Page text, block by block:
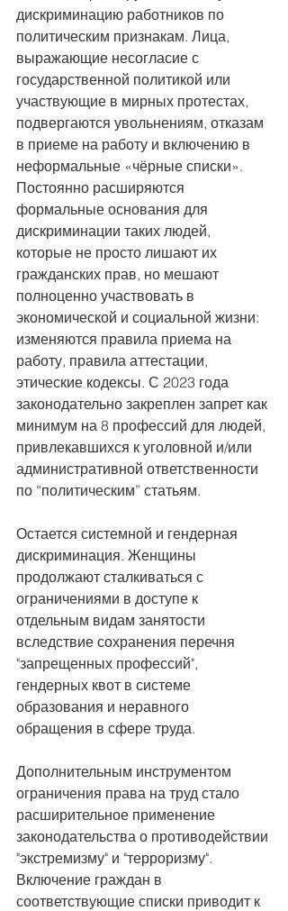
дискриминацию работников по
политическим признакам. Лица,
выражающие несогласие с
государственной политикой или
участвующие в мирных протестах,
подвергаются увольнениям, отказам
в приеме на работу и включению в
неформальные «чёрные списки».
Постоянно расширяются
формальные основания для
дискриминации таких людей,
которые не просто лишают их
гражданских прав, но мешают
полноценно участвовать в
экономической и социальной жизни:
изменяются правила приема на
работу, правила аттестации,
этические кодексы. С 2023 года
законодательно закреплен запрет как
минимум на 8 профессий для людей,
привлекавшихся к уголовной и/или
административной ответственности
по “политическим” статьям.
Остается системной и гендерная
дискриминация. Женщины
продолжают сталкиваться с
ограничениями в доступе к
отдельным видам занятости
вследствие сохранения перечня
"запрещенных профессий",
гендерных квот в системе
образования и неравного
обращения в сфере труда.
Дополнительным инструментом
ограничения права на труд стало
расширительное применение
законодательства о противодействии
"экстремизму" и "терроризму".
Включение граждан в
соответствующие списки приводит к